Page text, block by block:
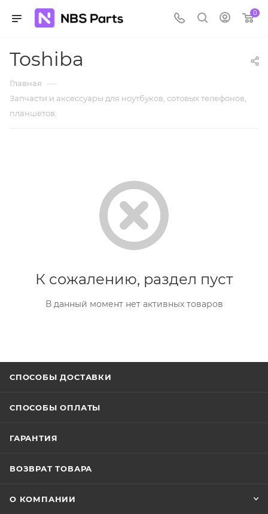
0
Toshiba
Главная —
Запчасти и аксессуары для ноутбуков, сотовых телефонов,
планшетов.
К сожалению, раздел пуст
В данный момент нет активных товаров
СПОСОБЫ ДОСТАВКИ
СПОСОБЫ ОПЛАТЫ
ГАРАНТИЯ
ВОЗВРАТ ТОВАРА
О КОМПАНИИ